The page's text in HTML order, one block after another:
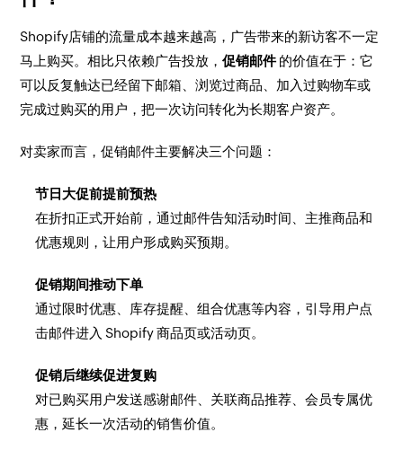
Shopify店铺的流量成本越来越高，广告带来的新访客不一定
马上购买。相比只依赖广告投放，促销邮件的价值在于：它
可以反复触达已经留下邮箱、浏览过商品、加入过购物车或
完成过购买的用户，把一次访问转化为长期客户资产。
对卖家而言，促销邮件主要解决三个问题：
节日大促前提前预热
在折扣正式开始前，通过邮件告知活动时间、主推商品和
优惠规则，让用户形成购买预期。
促销期间推动下单
通过限时优惠、库存提醒、组合优惠等内容，引导用户点
击邮件进入 Shopify 商品页或活动页。
促销后继续促进复购
对已购买用户发送感谢邮件、关联商品推荐、会员专属优
惠，延长一次活动的销售价值。